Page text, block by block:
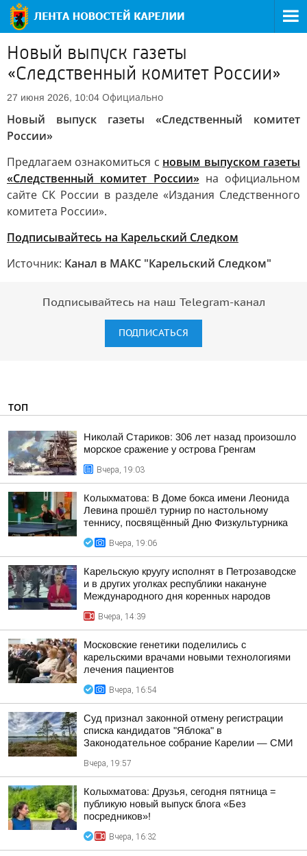
Новый выпуск газеты
«Следственный комитет России»
27 июня 2026, 10:04 Официально
Новый выпуск газеты «Следственный комитет
России»
Предлагаем ознакомиться с новым выпуском газеты
«Следственный комитет России»на официальном
сайте СК России в разделе «Издания Следственного
комитета России».
Подписывайтесь на Карельский Следком
Источник: Канал в МАКС "Карельский Следком"
Подписывайтесь на наш Telegram-канал
ПОДПИСАТЬСЯ
ТОП
Николай Стариков: 306 лет назад произошло
морское сражение у острова Гренгам
Вчера, 19:03
Колыхматова: В Доме бокса имени Леонида
Левина прошёл турнир по настольному
теннису, посвящённый Дню Физкультурника
Вчера, 19:06
Карельскую круугу исполнят в Петрозаводске
и в других уголках республики накануне
Международного дня коренных народов
Вчера, 14:39
Московские генетики поделились с
карельскими врачами новыми технологиями
лечения пациентов
Вчера, 16:54
Суд признал законной отмену регистрации
списка кандидатов "Яблока" в
Законодательное собрание Карелии — СМИ
Вчера, 19:57
Колыхматова: Друзья, сегодня пятница =
публикую новый выпуск блога «Без
посредников»!
Вчера, 16:32